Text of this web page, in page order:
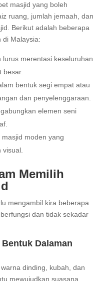
masjid yang boleh
ruang, jumlah jemaah, dan
Berikut adalah beberapa
di Malaysia:
lurus merentasi keseluruhan
besar.
bentuk segi empat atau
dan penyelenggaraan.
elemen seni
masjid moden yang
Memilih
mengambil kira beberapa
dan tidak sekadar
Dalaman
dinding, kubah, dan
mewujudkan suasana